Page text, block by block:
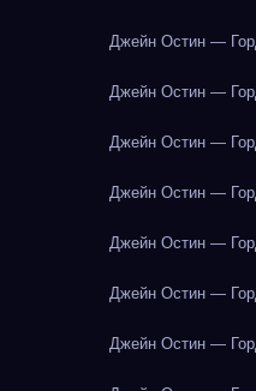
Джейн Остин —
Джейн Остин —
Джейн Остин —
Джейн Остин —
Джейн Остин —
Джейн Остин —
Джейн Остин —